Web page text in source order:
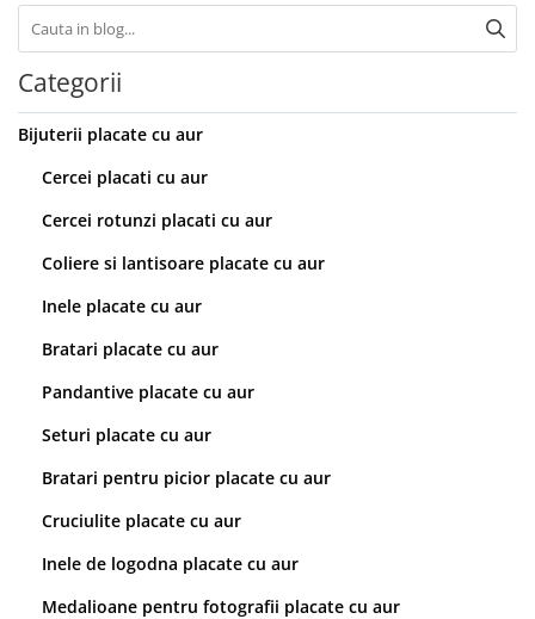
Categorii
Bijuterii placate cu aur
Cercei placati cu aur
Cercei rotunzi placati cu aur
Coliere si lantisoare placate cu aur
Inele placate cu aur
Bratari placate cu aur
Pandantive placate cu aur
Seturi placate cu aur
Bratari pentru picior placate cu aur
Cruciulite placate cu aur
Inele de logodna placate cu aur
Medalioane pentru fotografii placate cu aur